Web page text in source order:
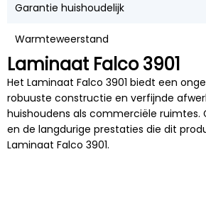
Garantie huishoudelijk
Warmteweerstand
Laminaat Falco 3901
Het Laminaat Falco 3901 biedt een
robuuste constructie en verfijnde
huishoudens als commerciële
en de langdurige prestaties die dit
Laminaat Falco 3901.